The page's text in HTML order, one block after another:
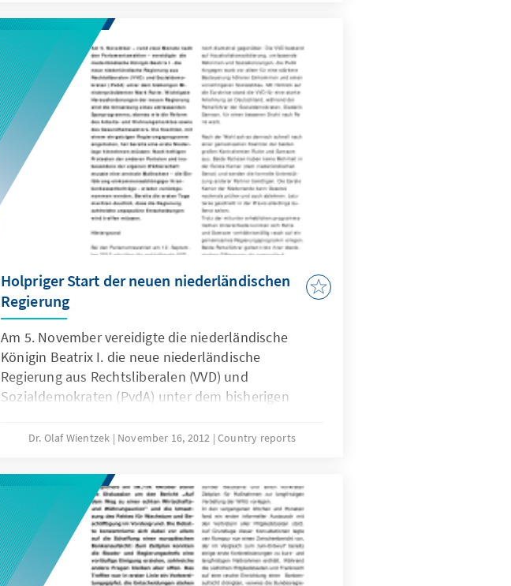
Holpriger Start der neuen niederländischen
Regierung
Am 5. November vereidigte die niederländische
Königin Beatrix I. die neue niederländische
Regierung aus Rechtsliberalen (VVD) und
Sozialdemokraten (PvdA) unter dem bisherigen
Herausforderungen der neuen Regierung sind die
ebenso wie die Reform des Arbeits- und
Wohnungsmarktes sowie des Gesundheitssektors.
Die Koalition, mit einemehrgeizigen
Regierungsprogramm angetreten, hat allerdings
bereits eine erste Niederlage hinnehmen müssen.
Dr. Olaf Wientzek November 16, 2012 Country reports